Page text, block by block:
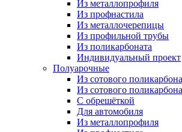
Из металлопрофиля
Из профнастила
Из металлочерепицы
Из профильной трубы
Из поликарбоната
Индивидуальный проект
Полуарочные
Из сотового
Из сотового
С обрешёткой
Для автомобиля
Из металлопрофиля